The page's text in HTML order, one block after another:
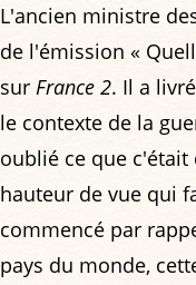
L'ancien ministre
de l'émission «
sur France 2. Il a
le contexte de la
oublié ce que
hauteur de vue qui
commencé par
pays du monde,